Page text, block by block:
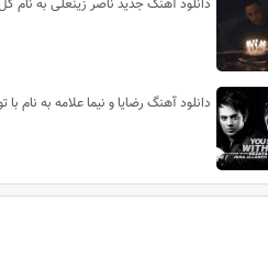
دانلود آهنگ جدید ناصر زینعلی به نام
دانلود آهنگ رضایا و نیما علامه به نام